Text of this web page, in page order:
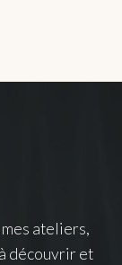
ateliers,
découvrir et